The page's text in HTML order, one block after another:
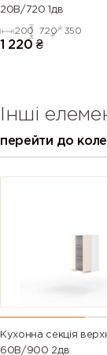
20В/720 1дв
200 720 350
1 220 ₴
Інші
перейти до
Кухонна секція
60В/900 2дв